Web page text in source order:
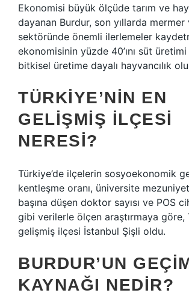
Ekonomisi büyük ölçüde tarım ve
dayanan Burdur, son yıllarda
sektöründe önemli ilerlemeler
ekonomisinin yüzde 40’ını süt
bitkisel üretime dayalı hayvancılık
TÜRKIYE’NIN EN
GELIŞMIŞ ILÇESI
NERESI?
Türkiye’de ilçelerin sosyoekonomik
kentleşme oranı, üniversite
başına düşen doktor sayısı ve POS
gibi verilerle ölçen araştırmaya göre,
gelişmiş ilçesi İstanbul Şişli oldu.
BURDUR’UN
KAYNAĞI NEDIR?